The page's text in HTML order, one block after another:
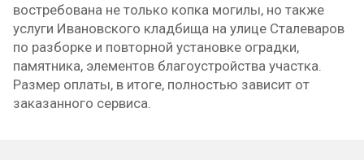
востребована не только копка могилы, но также
услуги Ивановского кладбища на улице Сталеваров
по разборке и повторной установке оградки,
памятника, элементов благоустройства участка.
Размер оплаты, в итоге, полностью зависит от
заказанного сервиса.